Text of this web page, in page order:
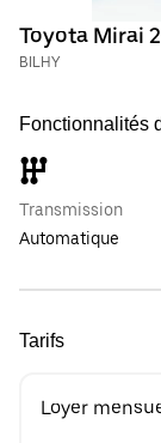
Toyota Mirai
BILHY
Fonctionnalités
Transmission
Automatique
Tarifs
Loyer